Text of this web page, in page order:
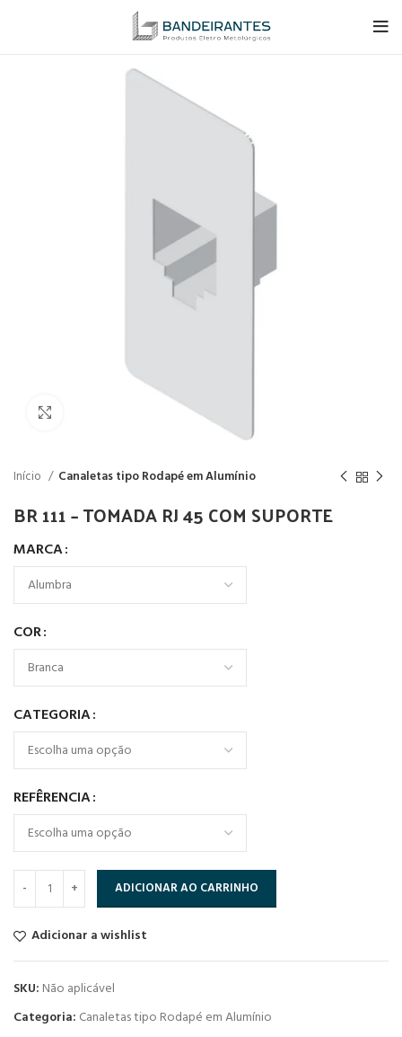
Início Canaletas tipo Rodapé em Alumínio
BR 111 – TOMADA RJ 45 COM SUPORTE
MARCA
COR
CATEGORIA
REFÊRENCIA
ADICIONAR AO CARRINHO
Adicionar a wishlist
SKU: Não aplicável
Categoria: Canaletas tipo Rodapé em Alumínio